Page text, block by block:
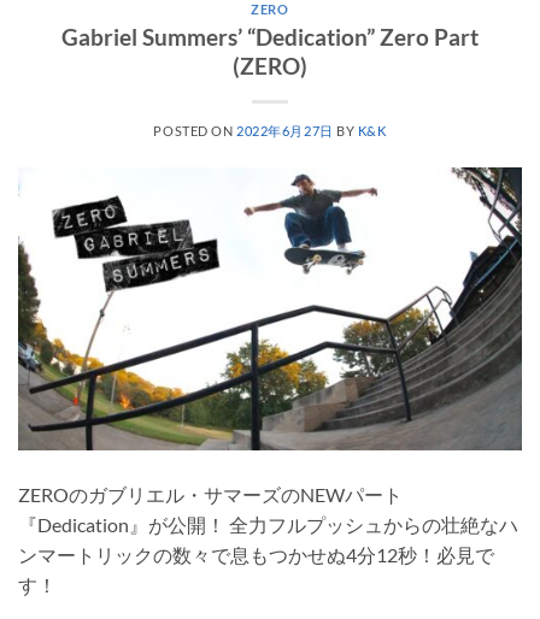
ZERO
Gabriel Summers’ “Dedication” Zero Part
(ZERO)
POSTED ON 2022年6月27日 BY K&K
ZEROのガブリエル・サマーズのNEWパート
『Dedication』が公開！ 全力フルプッシュからの壮絶なハ
ンマートリックの数々で息もつかせぬ4分12秒！必見で
す！